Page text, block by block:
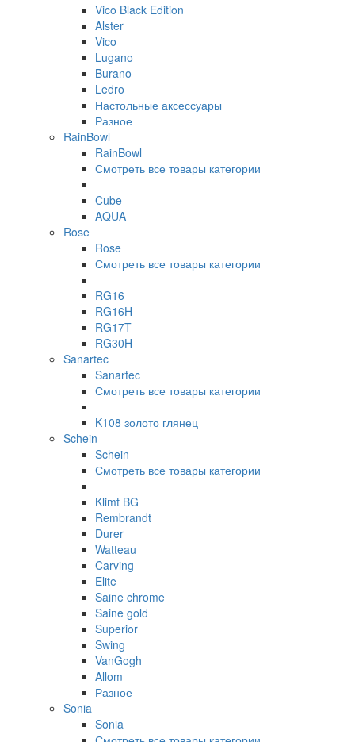
Vico Black Edition
Alster
Vico
Lugano
Burano
Ledro
Настольные аксессуары
Разное
RainBowl
RainBowl
Смотреть все товары категории
Cube
AQUA
Rose
Rose
Смотреть все товары категории
RG16
RG16H
RG17T
RG30H
Sanartec
Sanartec
Смотреть все товары категории
K108 золото глянец
Schein
Schein
Смотреть все товары категории
Klimt BG
Rembrandt
Durer
Watteau
Carving
Elite
Saine chrome
Saine gold
Superior
Swing
VanGogh
Allom
Разное
Sonia
Sonia